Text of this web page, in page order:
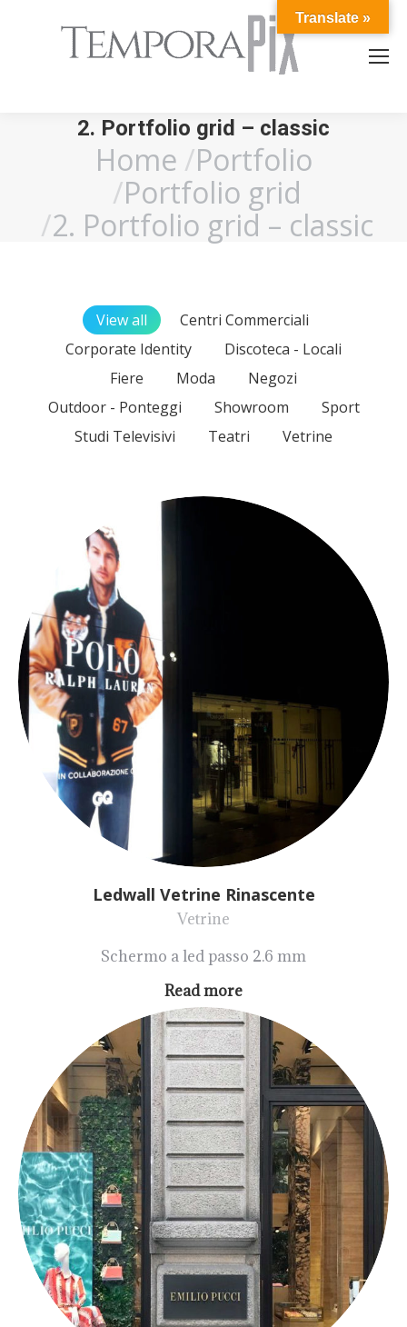
2. Portfolio grid – classic
You are here:Home Portfolio
Portfolio grid
2. Portfolio grid – classic
View all
Centri Commerciali
Corporate Identity
Discoteca - Locali
Fiere
Moda
Negozi
Outdoor - Ponteggi
Showroom
Sport
Studi Televisivi
Teatri Vetrine
Ledwall Vetrine Rinascente
Vetrine
Schermo a led passo 2.6 mm
Read more
Translate »